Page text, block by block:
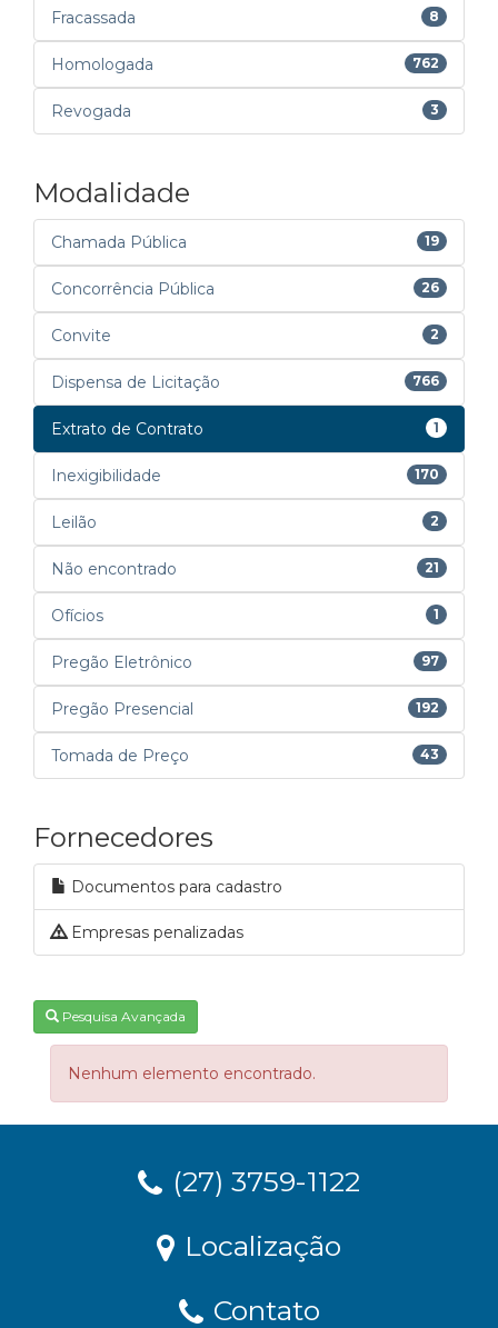
Fracassada 8
Homologada 762
Revogada 3
Modalidade
Chamada Pública 19
Concorrência Pública 26
Convite 2
Dispensa de Licitação 766
Extrato de Contrato 1
Inexigibilidade 170
Leilão 2
Não encontrado 21
Ofícios 1
Pregão Eletrônico 97
Pregão Presencial 192
Tomada de Preço 43
Fornecedores
Documentos para cadastro
Empresas penalizadas
Pesquisa Avançada
Nenhum elemento encontrado.
(27) 3759-1122
Localização
Contato